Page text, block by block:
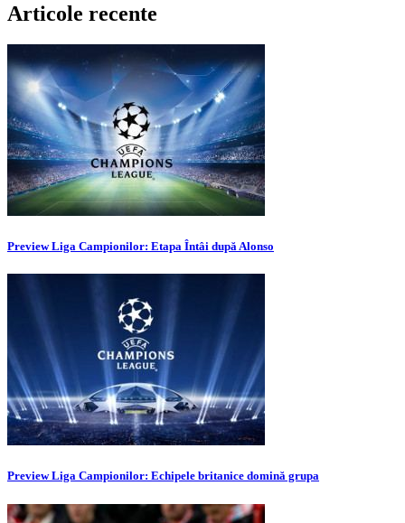
Articole recente
Preview Liga Campionilor: Etapa Întâi după Alonso
Preview Liga Campionilor: Echipele britanice domină grupa